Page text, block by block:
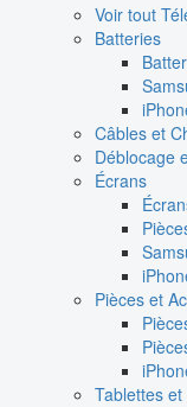
Voir tout
Batteries
Câbles et
Déblocage
Écrans
Pièces et
Tablettes et